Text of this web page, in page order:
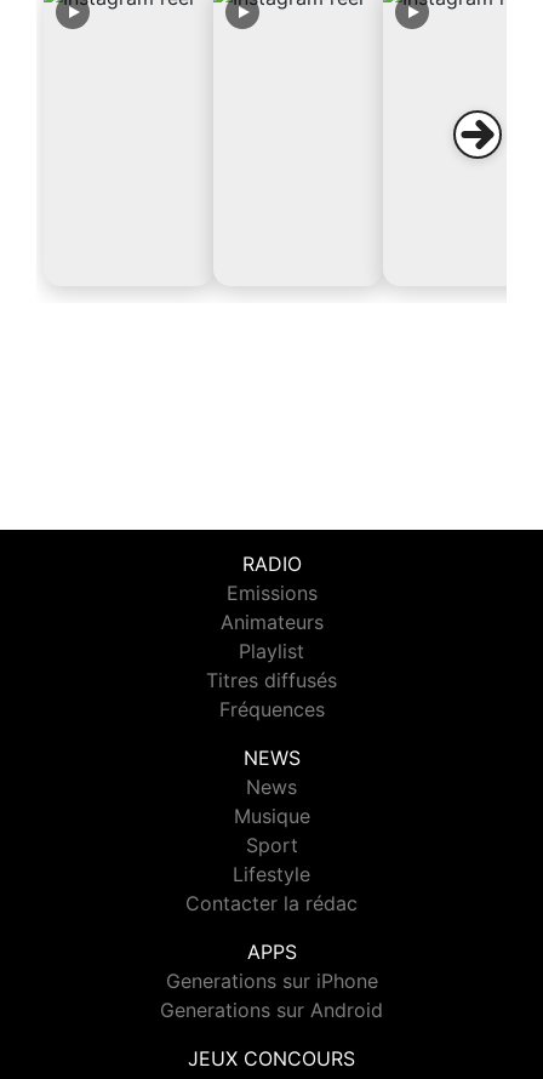
RADIO
Emissions
Animateurs
Playlist
Titres diffusés
Fréquences
NEWS
News
Musique
Sport
Lifestyle
Contacter la rédac
APPS
Generations sur iPhone
Generations sur Android
JEUX CONCOURS